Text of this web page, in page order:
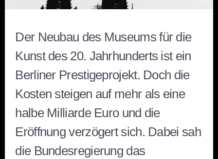
Der Neubau des Museums für die
Kunst des 20. Jahrhunderts ist ein
Berliner Prestigeprojekt. Doch die
Kosten steigen auf mehr als eine
halbe Milliarde Euro und die
Eröffnung verzögert sich. Dabei sah
die Bundesregierung das